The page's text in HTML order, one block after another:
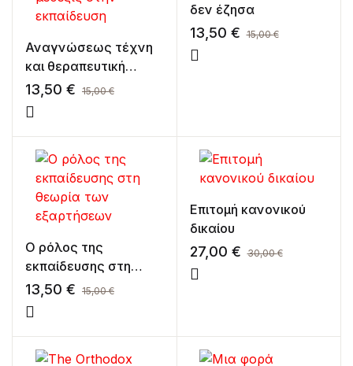
Αναγνώσεως τέχνη
και θεραπευτική
μέθεξις στην
εκπαίδευση
13,50 € 15,00€
δεν έζησα
13,50 € 15,00€
Ο ρόλος της
εκπαίδευσης στη
θεωρία των
εξαρτήσεων
13,50 € 15,00€
Επιτομή κανονικού
δικαίου
27,00 € 30,00€